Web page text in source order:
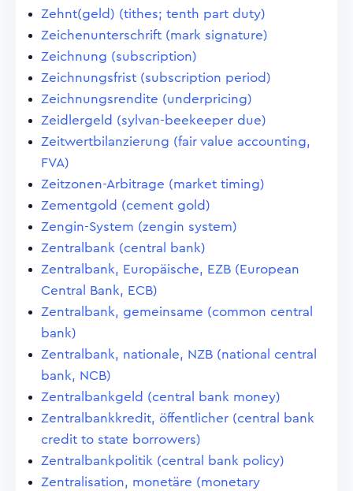
Zehnt(geld) (tithes; tenth part duty)
Zeichenunterschrift (mark signature)
Zeichnung (subscription)
Zeichnungsfrist (subscription period)
Zeichnungsrendite (underpricing)
Zeidlergeld (sylvan-beekeeper due)
Zeitwertbilanzierung (fair value accounting,
FVA)
Zeitzonen-Arbitrage (market timing)
Zementgold (cement gold)
Zengin-System (zengin system)
Zentralbank (central bank)
Zentralbank, Europäische, EZB (European
Central Bank, ECB)
Zentralbank, gemeinsame (common central
bank)
Zentralbank, nationale, NZB (national central
bank, NCB)
Zentralbankgeld (central bank money)
Zentralbankkredit, öffentlicher (central bank
credit to state borrowers)
Zentralbankpolitik (central bank policy)
Zentralisation, monetäre (monetary